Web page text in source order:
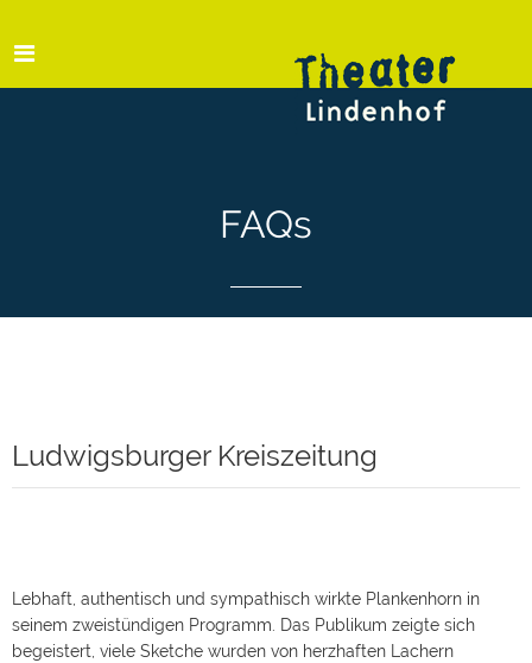
FAQs
Ludwigsburger Kreiszeitung
Lebhaft, authentisch und sympathisch wirkte Plankenhorn in
seinem zweistündigen Programm. Das Publikum zeigte sich
begeistert, viele Sketche wurden von herzhaften Lachern